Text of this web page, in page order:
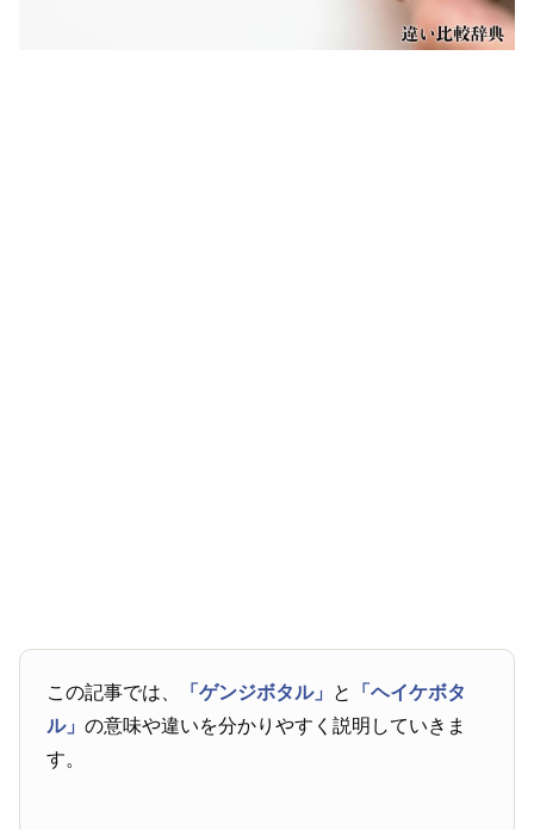
この記事では、 「ゲンジボタル」 と
「ヘイケボタ
ル」の意味や違いを分かりやすく説明していきま
す。